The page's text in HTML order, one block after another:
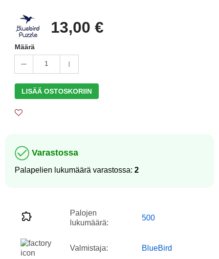
13,00 €
Määrä
1
LISÄÄ OSTOSKORIIN
Varastossa
Palapelien lukumäärä varastossa: 2
Palojen
lukumäärä:
500
Valmistaja: BlueBird